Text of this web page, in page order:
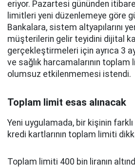
eriyor. Pazartesi gününden
limitleri yeni düzenlemeye göre
Bankalara, sistem altyapılarını
müşterilerin gelir teyidini dijital
gerçekleştirmeleri için ayrıca 3
ve sağlık harcamalarının toplam
olumsuz etkilenmemesi istendi.
Toplam limit esas alınacak
Yeni uygulamada, bir kişinin
kredi kartlarının toplam limiti
Toplam limiti 400 bin liranın